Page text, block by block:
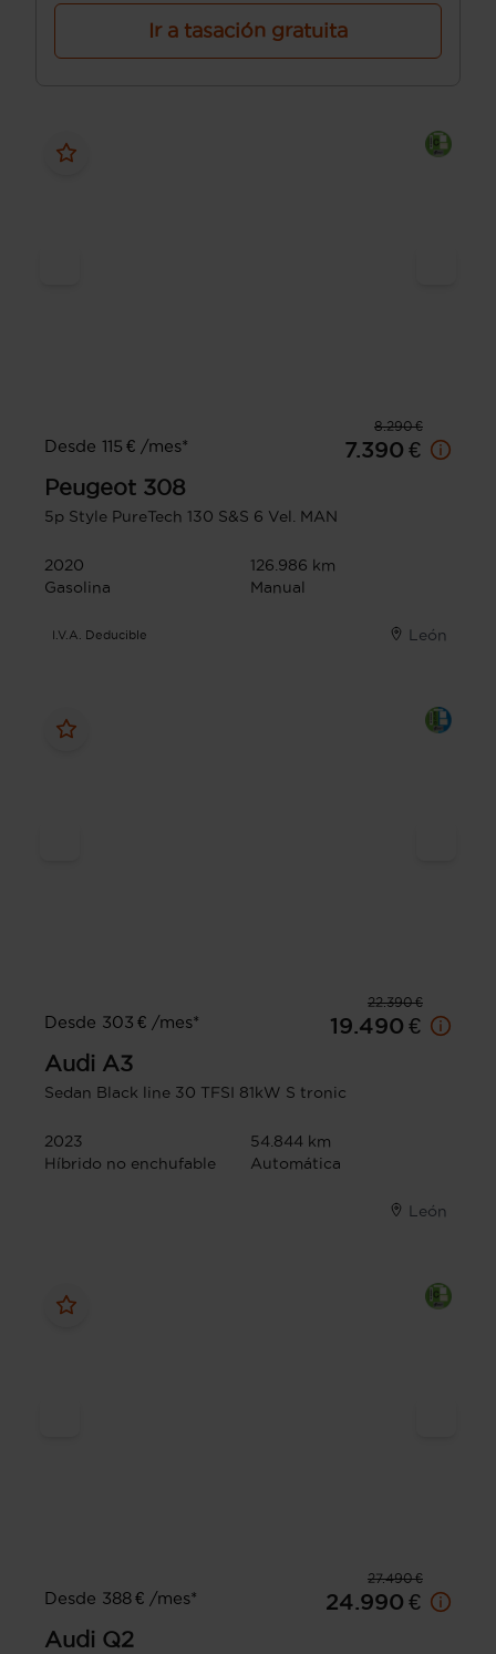
Ir a tasación gratuita
8.290 €
Desde 115 € /mes*
7.390 €
Peugeot 308
5p Style PureTech 130 S&S 6 Vel. MAN
2020
126.986 km
Gasolina
Manual
I.V.A. Deducible León
22.390 €
Desde 303 € /mes*
19.490 €
Audi A3
Sedan Black line 30 TFSI 81kW S tronic
2023
54.844 km
Híbrido no enchufable
Automática
León
27.490 €
Desde 388 € /mes*
24.990 €
Audi Q2